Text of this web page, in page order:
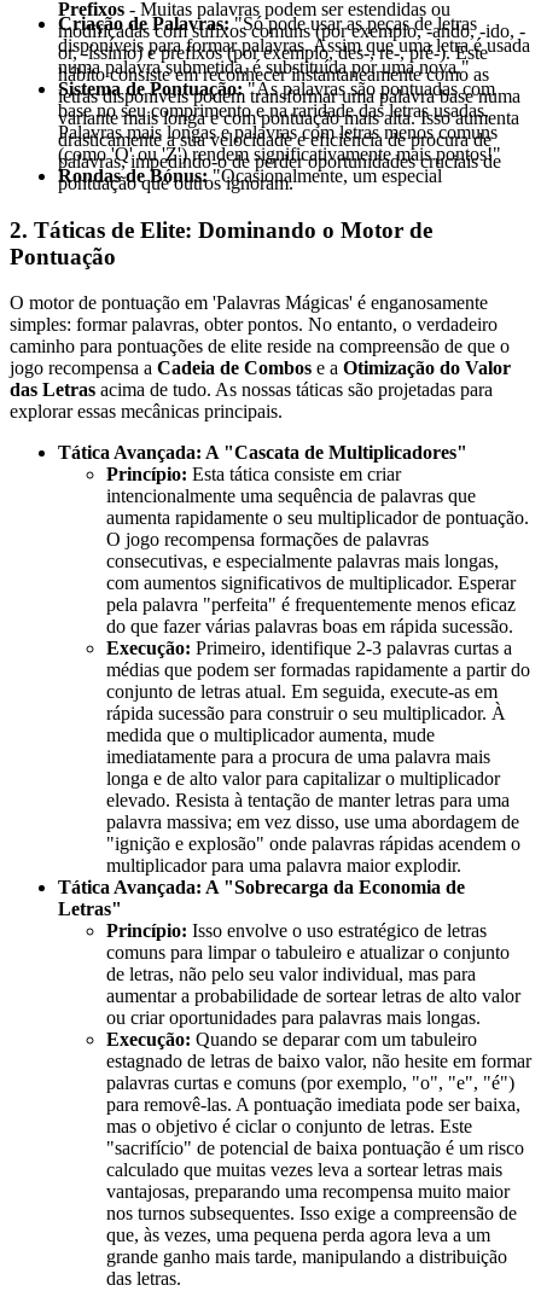
Criação de Palavras:"Só pode usar as peças de letras
disponíveis para formar palavras. Assim que uma letra é usada
numa palavra submetida, é substituída por uma nova."
Sistema de Pontuação:"As palavras são pontuadas com
base no seu comprimento e na raridade das letras usadas.
Palavras mais longas e palavras com letras menos comuns
(como 'Q' ou 'Z') rendem significativamente mais pontos!"
Rondas de Bónus:"Ocasionalmente, um especial
Prefixos - Muitas palavras podem ser estendidas ou
modificadas com sufixos comuns (por exemplo, -ando, -ido, -
or, -íssimo) e prefixos (por exemplo, des-, re-, pré-). Este
hábito consiste em reconhecer instantaneamente como as
letras disponíveis podem transformar uma palavra base numa
variante mais longa e com pontuação mais alta. Isso aumenta
drasticamente a sua velocidade e eficiência de procura de
palavras, impedindo-o de perder oportunidades cruciais de
pontuação que outros ignoram.
2. Táticas de Elite: Dominando o Motor de
Pontuação
O motor de pontuação em 'Palavras Mágicas' é enganosamente
simples: formar palavras, obter pontos. No entanto, o verdadeiro
caminho para pontuações de elite reside na compreensão de que o
jogo recompensa a Cadeia de Combos e a Otimização do Valor
das Letras acima de tudo. As nossas táticas são projetadas para
explorar essas mecânicas principais.
Tática Avançada: A "Cascata de Multiplicadores"
Princípio: Esta tática consiste em criar
intencionalmente uma sequência de palavras que
aumenta rapidamente o seu multiplicador de pontuação.
O jogo recompensa formações de palavras
consecutivas, e especialmente palavras mais longas,
com aumentos significativos de multiplicador. Esperar
pela palavra "perfeita" é frequentemente menos eficaz
do que fazer várias palavras boas em rápida sucessão.
Execução: Primeiro, identifique 2-3 palavras curtas a
médias que podem ser formadas rapidamente a partir do
conjunto de letras atual. Em seguida, execute-as em
rápida sucessão para construir o seu multiplicador. À
medida que o multiplicador aumenta, mude
imediatamente para a procura de uma palavra mais
longa e de alto valor para capitalizar o multiplicador
elevado. Resista à tentação de manter letras para uma
palavra massiva; em vez disso, use uma abordagem de
"ignição e explosão" onde palavras rápidas acendem o
multiplicador para uma palavra maior explodir.
Tática Avançada: A "Sobrecarga da Economia de
Letras"
Princípio: Isso envolve o uso estratégico de letras
comuns para limpar o tabuleiro e atualizar o conjunto
de letras, não pelo seu valor individual, mas para
aumentar a probabilidade de sortear letras de alto valor
ou criar oportunidades para palavras mais longas.
Execução: Quando se deparar com um tabuleiro
estagnado de letras de baixo valor, não hesite em formar
palavras curtas e comuns (por exemplo, "o", "e", "é")
para removê-las. A pontuação imediata pode ser baixa,
mas o objetivo é ciclar o conjunto de letras. Este
"sacrifício" de potencial de baixa pontuação é um risco
calculado que muitas vezes leva a sortear letras mais
vantajosas, preparando uma recompensa muito maior
nos turnos subsequentes. Isso exige a compreensão de
que, às vezes, uma pequena perda agora leva a um
grande ganho mais tarde, manipulando a distribuição
das letras.